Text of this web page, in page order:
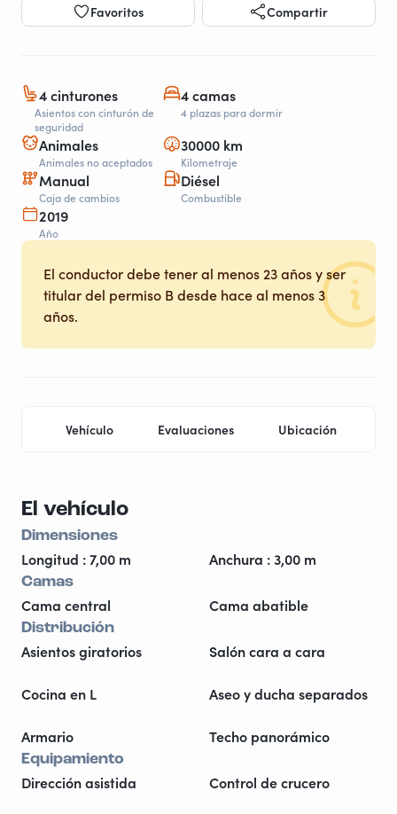
Favoritos Compartir
4 cinturones
Asientos con cinturón de
seguridad
4 camas
4 plazas para dormir
Animales
Animales no aceptados
30000 km
Kilometraje
Manual
Caja de cambios
Diésel
Combustible
2019
Año
El conductor debe tener al menos 23 años y ser
titular del permiso B desde hace al menos 3
años.
Vehículo Evaluaciones Ubicación
El vehículo
Dimensiones
Longitud : 7,00 m Anchura : 3,00 m
Camas
Cama central Cama abatible
Distribución
Asientos giratorios Salón cara a cara
Cocina en L Aseo y ducha separados
Armario Techo panorámico
Equipamiento
Dirección asistida Control de crucero